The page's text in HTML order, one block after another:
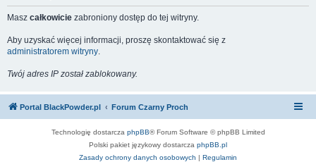
Masz całkowicie zabroniony dostęp do tej witryny.
Aby uzyskać więcej informacji, proszę skontaktować się z
administratorem witryny.
Twój adres IP został zablokowany.
Portal BlackPowder.pl Forum Czarny Proch
Technologię dostarcza phpBB® Forum Software © phpBB Limited
Polski pakiet językowy dostarcza phpBB.pl
Zasady ochrony danych osobowych | Regulamin